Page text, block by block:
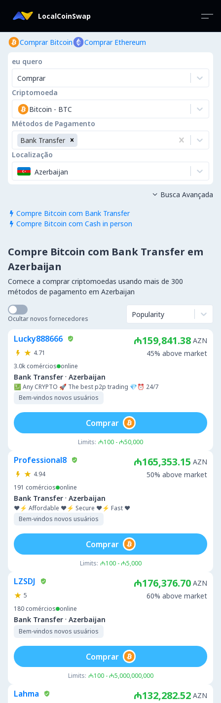
LocalCoinSwap
Comprar Bitcoin Comprar Ethereum
eu quero
Comprar
Criptomoeda
Bitcoin - BTC
Métodos de Pagamento
Bank Transfer
Localização
Azerbaijan
 Compre Bitcoin com Bank Transfer
 Compre Bitcoin com Cash in person
 Busca Avançada
Compre Bitcoin com Bank Transfer em
Azerbaijan
Comece a comprar criptomoedas usando mais de 300
métodos de pagamento em Azerbaijan
Ocultar novos fornecedores Popularity
Lucky888666
4.71
3.0k comércios online
Bank Transfer · Azerbaijan
💹 Any CRYPTO 🚀 The best p2p trading 💎⏰ 24/7
Bem-vindos novos usuários
₼159,841.38 AZN
45% above market
Limits: ₼100 - ₼50,000
Comprar
Professional8
4.94
191 comércios online
Bank Transfer · Azerbaijan
❤️⚡ Affordable ❤️⚡ Secure ❤️⚡ Fast ❤️
Bem-vindos novos usuários
₼165,353.15 AZN
50% above market
Limits: ₼100 - ₼5,000
Comprar
LZSDJ
5
180 comércios online
Bank Transfer · Azerbaijan
Bem-vindos novos usuários
₼176,376.70 AZN
60% above market
Limits: ₼100 - ₼5,000,000,000
Comprar
Lahma ₼132,282.52 AZN